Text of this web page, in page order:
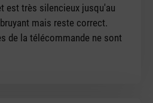
est très silencieux jusqu'au
mais reste correct.
de la télécommande ne sont